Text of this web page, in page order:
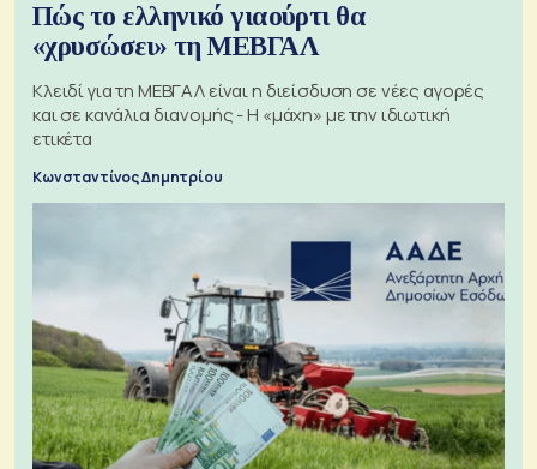
Πώς το ελληνικό γιαούρτι θα
«χρυσώσει» τη ΜΕΒΓΑΛ
Κλειδί για τη ΜΕΒΓΑΛ είναι η διείσδυση σε νέες αγορές
και σε κανάλια διανομής - Η «μάχη» με την ιδιωτική
ετικέτα
Κωνσταντίνος Δημητρίου